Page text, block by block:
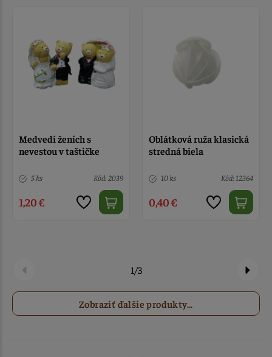
Medvedí ženích s
nevestou v taštičke
5 ks Kód: 2039
1,20 €
Oblátková ruža klasická
stredná biela
10 ks Kód: 12364
0,40 €
1/3
Zobraziť ďalšie produkty...